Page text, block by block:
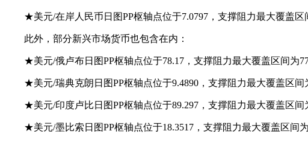
★美元/在岸人民币日图PP枢轴点位于7.0797，支撑阻力最大覆盖区
此外，部分新兴市场货币也包含在内：
★美元/俄卢布日图PP枢轴点位于78.17，支撑阻力最大覆盖区间为
★美元/瑞典克朗日图PP枢轴点位于9.4890，支撑阻力最大覆盖区间
★美元/印度卢比日图PP枢轴点位于89.297，支撑阻力最大覆盖区间
★美元/墨比索日图PP枢轴点位于18.3517，支撑阻力最大覆盖区间为